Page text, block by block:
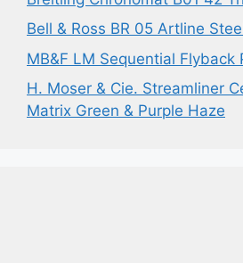
Bell & Ross BR 05 Artline
MB&F LM Sequential Flyback
H. Moser & Cie. Streamliner
Matrix Green & Purple Haze